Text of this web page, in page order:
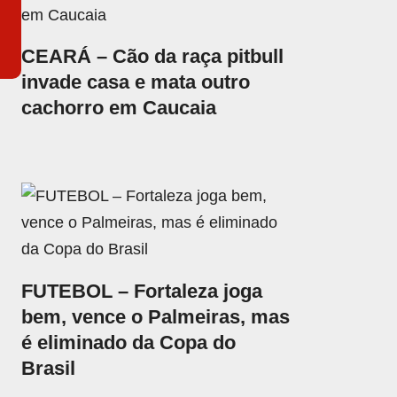
CEARÁ – Cão da raça pitbull
invade casa e mata outro
cachorro em Caucaia
FUTEBOL – Fortaleza joga
bem, vence o Palmeiras, mas
é eliminado da Copa do
Brasil